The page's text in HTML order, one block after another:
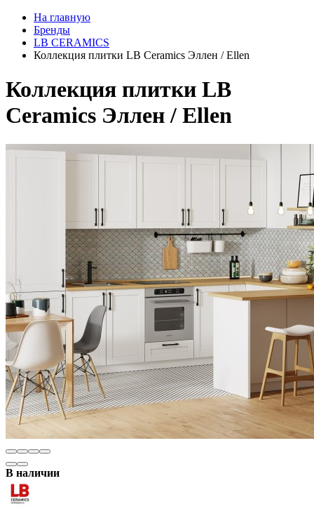
На главную
Бренды
LB CERAMICS
Коллекция плитки LB Ceramics Эллен / Ellen
Коллекция плитки LB
Ceramics Эллен / Ellen
В наличии